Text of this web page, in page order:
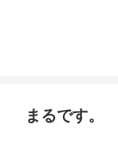
まるです。